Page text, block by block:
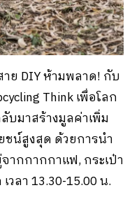
ย DIY ห้ามพลาด! กับ
Think เพื่อโลก
บมาสร้างมูลค่าเพิ่ม
ชน์สูงสุด ด้วยการนำ
ากกากกาแฟ, กระเป๋า
วลา 13.30-15.00 น.